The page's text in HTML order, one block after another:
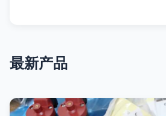
最新产品